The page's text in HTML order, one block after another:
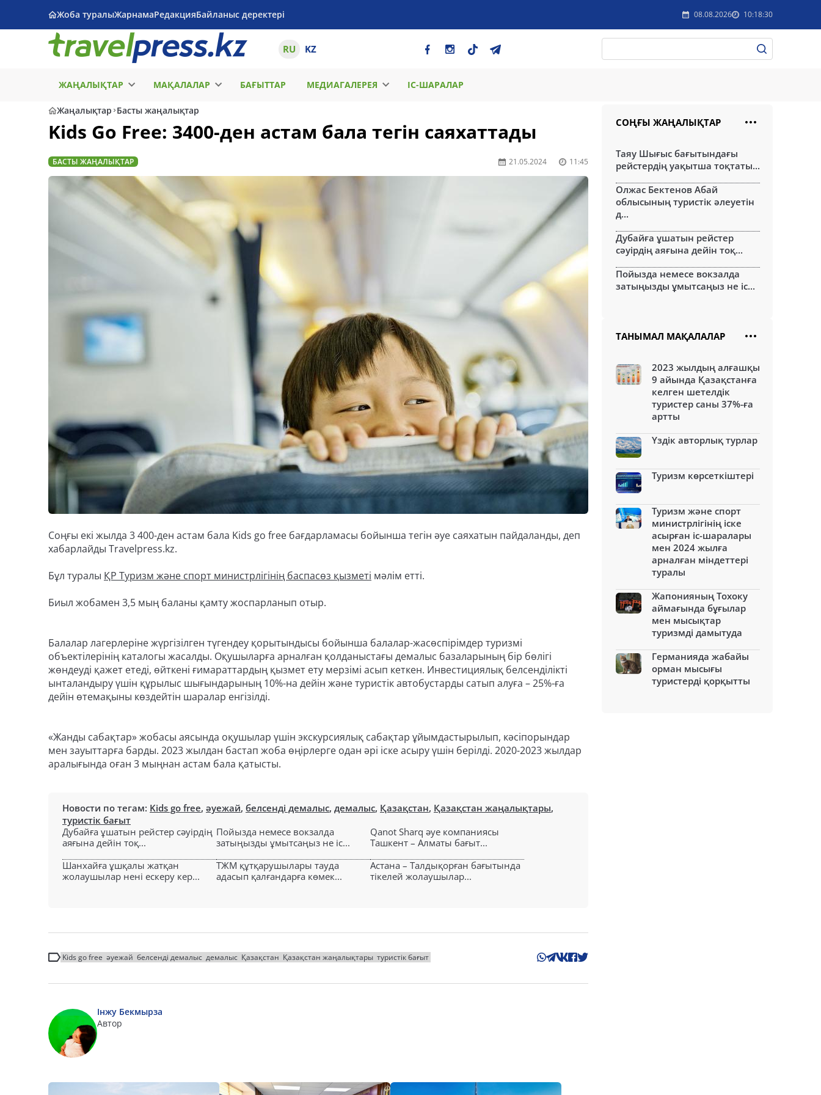
Жоба туралыЖарнамаРедакцияБайланыс деректері 08.08.2026 10:18:30
RU KZ
ЖАҢАЛЫҚТАР МАҚАЛАЛАР БАҒЫТТАР МЕДИАГАЛЕРЕЯ ІС-ШАРАЛАР
Жаңалықтар Басты жаңалықтар
Kids Go Free: 3400-ден астам бала тегін саяхаттады
БАСТЫ ЖАҢАЛЫҚТАР 21.05.2024 11:45
Соңғы екі жылда 3 400-ден астам бала Kids go free бағдарламасы бойынша тегін әуе саяхатын пайдаланды, деп
хабарлайды Travelpress.kz.
Бұл туралы ҚР Туризм және спорт министрлігінің баспасөз қызметі мәлім етті.
Биыл жобамен 3,5 мың баланы қамту жоспарланып отыр.
Балалар лагерлеріне жүргізілген түгендеу қорытындысы бойынша балалар-жасөспірімдер туризмі
объектілерінің каталогы жасалды. Оқушыларға арналған қолданыстағы демалыс базаларының бір бөлігі
жөндеуді қажет етеді, өйткені ғимараттардың қызмет ету мерзімі асып кеткен. Инвестициялық белсенділікті
ынталандыру үшін құрылыс шығындарының 10%-на дейін және туристік автобустарды сатып алуға – 25%-ға
дейін өтемақыны көздейтін шаралар енгізілді.
«Жанды сабақтар» жобасы аясында оқушылар үшін экскурсиялық сабақтар ұйымдастырылып, кәсіпорындар
мен зауыттарға барды. 2023 жылдан бастап жоба өңірлерге одан әрі іске асыру үшін берілді. 2020-2023 жылдар
аралығында оған 3 мыңнан астам бала қатысты.
Новости по тегам: Kids go free, әуежай, белсенді демалыс, демалыс, Қазақстан, Қазақстан жаңалықтары,
туристік бағыт
Дубайға ұшатын рейстер сәуірдің
аяғына дейін тоқ...
Пойызда немесе вокзалда
затыңызды ұмытсаңыз не іс...
Qanot Sharq әуе компаниясы
Ташкент – Алматы бағыт...
Шанхайға ұшқалы жатқан
жолаушылар нені ескеру кер...
ТЖМ құтқарушылары тауда
адасып қалғандарға көмек...
Астана – Талдықорған бағытында
тікелей жолаушылар...
Kids go free әуежай белсенді демалыс демалыс Қазақстан Қазақстан жаңалықтары туристік бағыт
Інжу Бекмырза
Автор
СОҢҒЫ ЖАҢАЛЫҚТАР
Таяу Шығыс бағытындағы
рейстердің уақытша тоқтаты...
Олжас Бектенов Абай
облысының туристік әлеуетін
д...
Дубайға ұшатын рейстер
сәуірдің аяғына дейін тоқ...
Пойызда немесе вокзалда
затыңызды ұмытсаңыз не іс...
ТАНЫМАЛ МАҚАЛАЛАР
2023 жылдың алғашқы
9 айында Қазақстанға
келген шетелдік
туристер саны 37%-ға
артты
Үздік авторлық турлар
Туризм көрсеткіштері
Туризм және спорт
министрлігінің іске
асырған іс-шаралары
мен 2024 жылға
арналған міндеттері
туралы
Жапонияның Тохоку
аймағында бұғылар
мен мысықтар
туризмді дамытуда
Германияда жабайы
орман мысығы
туристерді қорқытты